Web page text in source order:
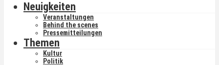
Neuigkeiten
Veranstaltungen
Behind the scenes
Pressemitteilungen
Themen
Kultur
Politik